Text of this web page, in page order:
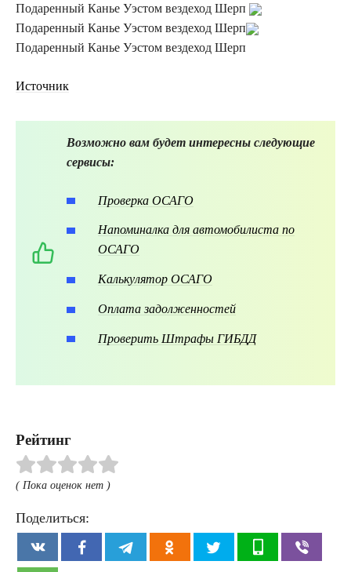
Подаренный Канье Уэстом вездеход Шерп
Подаренный Канье Уэстом вездеход Шерп
Подаренный Канье Уэстом вездеход Шерп
Источник
Возможно вам будет интересны следующие
сервисы:
Проверка ОСАГО
Напоминалка для автомобилиста по
ОСАГО
Калькулятор ОСАГО
Оплата задолженностей
Проверить Штрафы ГИБДД
Рейтинг
( Пока оценок нет )
Поделиться: